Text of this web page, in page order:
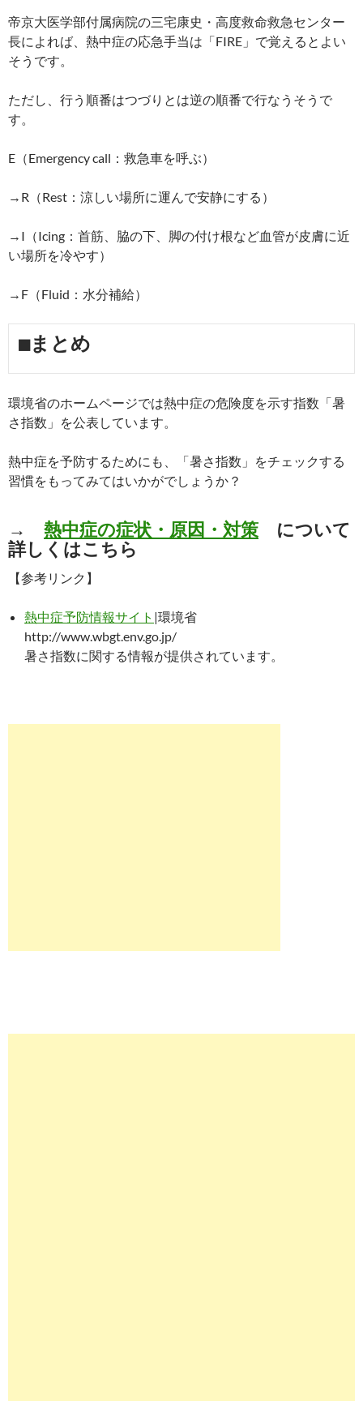
帝京大医学部付属病院の三宅康史・高度救命救急センター
長によれば、熱中症の応急手当は「FIRE」で覚えるとよい
そうです。
ただし、行う順番はつづりとは逆の順番で行なうそうで
す。
E（Emergency call：救急車を呼ぶ）
→R（Rest：涼しい場所に運んで安静にする）
→I（Icing：首筋、脇の下、脚の付け根など血管が皮膚に近
い場所を冷やす）
→F（Fluid：水分補給）
■まとめ
環境省のホームページでは熱中症の危険度を示す指数「暑
さ指数」を公表しています。
熱中症を予防するためにも、「暑さ指数」をチェックする
習慣をもってみてはいかがでしょうか？
→ 熱中症の症状・原因・対策 について
詳しくはこちら
【参考リンク】
熱中症予防情報サイト |環境省
http://www.wbgt.env.go.jp/
暑さ指数に関する情報が提供されています。